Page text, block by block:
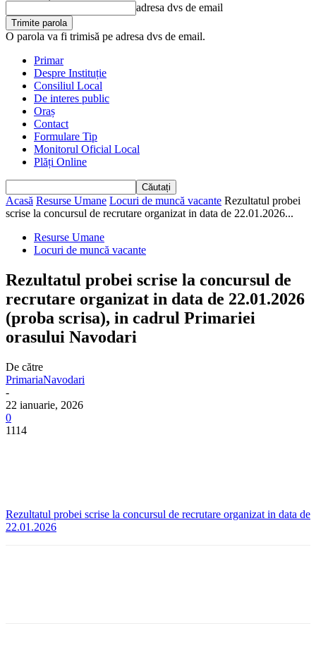
adresa dvs de email
O parola va fi trimisă pe adresa dvs de email.
Primar
Despre Instituție
Consiliul Local
De interes public
Oraș
Contact
Formulare Tip
Monitorul Oficial Local
Plăți Online
Acasă Resurse Umane Locuri de muncă vacante Rezultatul probei
scrise la concursul de recrutare organizat in data de 22.01.2026...
Resurse Umane
Locuri de muncă vacante
Rezultatul probei scrise la concursul de
recrutare organizat in data de 22.01.2026
(proba scrisa), in cadrul Primariei
orasului Navodari
De către
PrimariaNavodari
-
22 ianuarie, 2026
0
1114
Rezultatul probei scrise la concursul de recrutare organizat in data de
22.01.2026